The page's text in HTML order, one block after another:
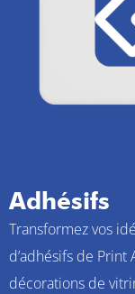
Adhésifs
Transformez vos
d’adhésifs de
décorations de